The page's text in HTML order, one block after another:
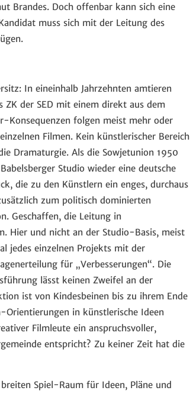
Brandes. Doch offenbar kann sich eine
muss sich mit der Leitung des
In eineinhalb Jahrzehnten amtieren
ZK der SED mit einem direkt aus dem
Konsequenzen folgen meist mehr oder
Filmen. Kein künstlerischer Bereich
Dramaturgie. Als die Sowjetunion 1950
Studio wieder eine deutsche
die zu den Künstlern ein enges, durchaus
zum politisch dominierten
Geschaffen, die Leitung in
Hier und nicht an der Studio-Basis, meist
jedes einzelnen Projekts mit der
für „Verbesserungen“. Die
lässt keinen Zweifel an der
ist von Kindesbeinen bis zu ihrem Ende
Orientierungen in künstlerische Ideen
Filmleute ein anspruchsvoller,
entspricht? Zu keiner Zeit hat die
Spiel-Raum für Ideen, Pläne und